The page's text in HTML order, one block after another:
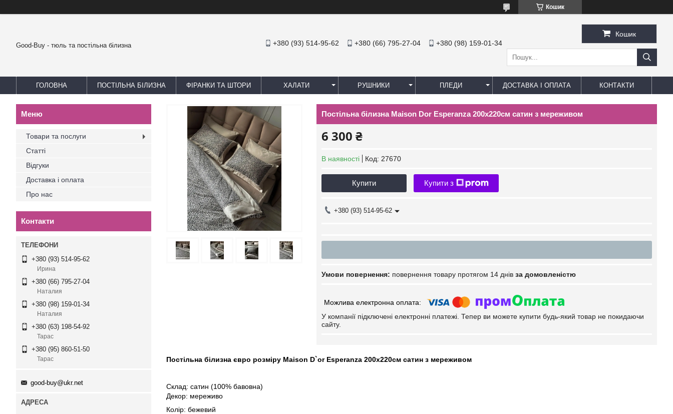
Кошик
Good-Buy - тюль та постільна білизна +380 (93) 514-95-62 +380 (66) 795-27-04 +380 (98) 159-01-34
Кошик
ГОЛОВНА ПОСТІЛЬНА БІЛИЗНА ФІРАНКИ ТА ШТОРИ ХАЛАТИ РУШНИКИ ПЛЕДИ ДОСТАВКА І ОПЛАТА КОНТАКТИ
Постільна білизна Maison Dor Esperanza 200x220см сатин з мереживом
6 300 ₴
В наявності Код: 27670
Купити Купити з
+380 (93) 514-95-62
повернення товару протягом 14 днів за домовленістю
У компанії підключені електронні платежі. Тепер ви можете купити будь-який товар не покидаючи
сайту.
Постільна білизна євро розміру Maison D`or Esperanza 200x220см сатин з мереживом
Склад: сатин (100% бавовна)
Декор: мереживо
Колір: бежевий
Товари та послуги
Статті
Відгуки
Доставка і оплата
Про нас
Контакти
+380 (93) 514-95-62
Ирина
+380 (66) 795-27-04
Наталия
+380 (98) 159-01-34
Наталия
+380 (63) 198-54-92
Тарас
+380 (95) 860-51-50
Тарас
good-buy@ukr.net